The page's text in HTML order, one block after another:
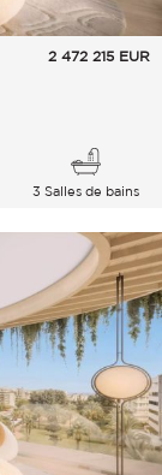
2 472 215 EUR
3 Salles de bains